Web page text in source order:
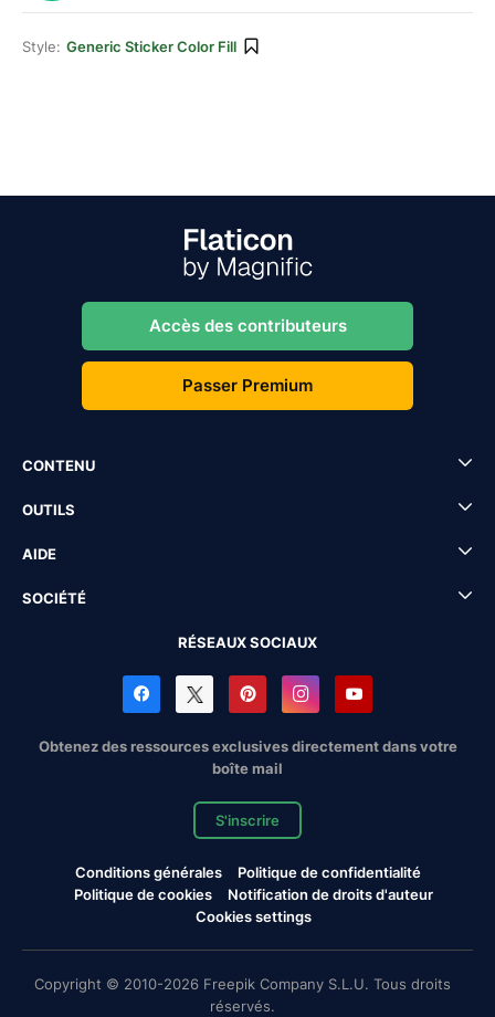
Style: Generic Sticker Color Fill
Accès des contributeurs
Passer Premium
CONTENU
OUTILS
AIDE
SOCIÉTÉ
RÉSEAUX SOCIAUX
Obtenez des ressources exclusives directement dans votre
boîte mail
S'inscrire
Conditions générales
Politique de confidentialité
Politique de cookies
Notification de droits d'auteur
Cookies settings
Copyright © 2010-2026 Freepik Company S.L.U. Tous droits
réservés.